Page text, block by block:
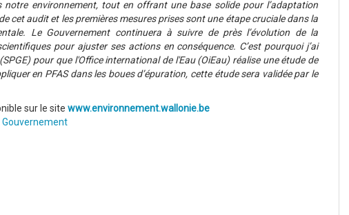
environnement, tout en offrant une base solide pour l’adaptation
cet audit et les premières mesures prises sont une étape cruciale dans la
Le Gouvernement continuera à suivre de près l’évolution de la
pour ajuster ses actions en conséquence. C’est pourquoi j’ai
pour que l'Office international de l'Eau (OiEau) réalise une étude de
en PFAS dans les boues d’épuration, cette étude sera validée par le
sur le site www.environnement.wallonie.be
Gouvernement